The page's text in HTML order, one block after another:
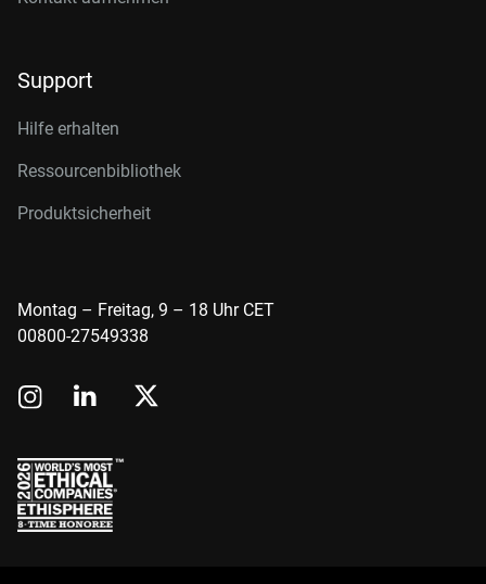
Support
Hilfe erhalten
Ressourcenbibliothek
Produktsicherheit
Montag – Freitag, 9 – 18 Uhr CET
00800-27549338